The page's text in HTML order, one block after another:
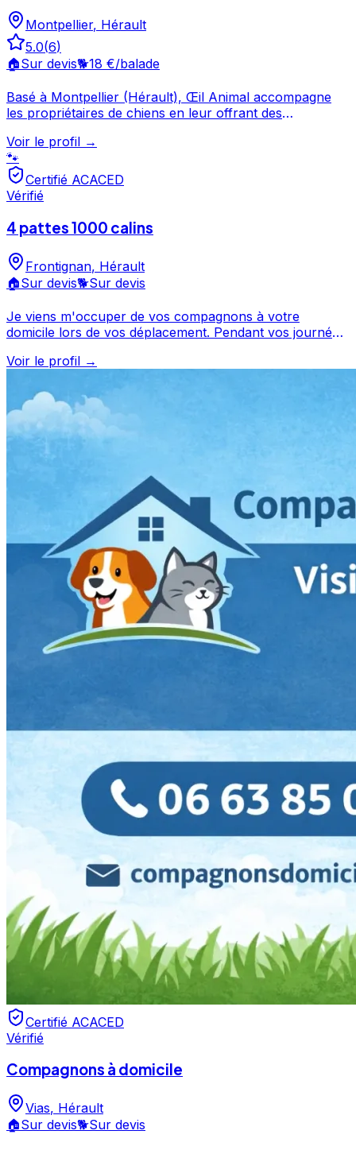
Montpellier, Hérault
5.0(6)
🏠Sur devis🐕18 €/balade
Basé à Montpellier (Hérault), Œil Animal accompagne
les propriétaires de chiens en leur offrant des
ses clients, ce professionnel propose un service
attentionné pour votre compagnon avec respect et
amour. Découvrez ses prestations et contactez-le
directement depuis sa fiche. Oeil Animal est un
5/5 ⭐⭐⭐⭐⭐ sur Google Maps avec 8 avis.
Voir le profil →
🐾
Certifié ACACED
Vérifié
4 pattes 1000 calins
Frontignan, Hérault
🏠Sur devis🐕Sur devis
Je viens m'occuper de vos compagnons à votre
domicile lors de vos déplacement. Pendant vos journées
et mer. Les balades peuvent être individuelles ou
Voir le profil →
Certifié ACACED
Vérifié
Compagnons à domicile
Vias, Hérault
🏠Sur devis🐕Sur devis